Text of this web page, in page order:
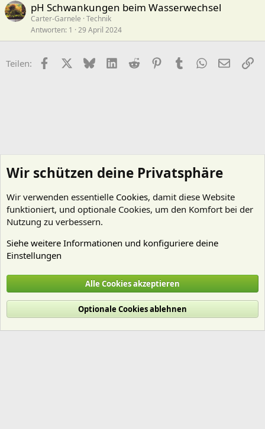
pH Schwankungen beim Wasserwechsel
Carter-Garnele Technik
Antworten 1 29 April 2024
Teilen: FacebookX (Twitter)
BlueskyLinkedIn
Reddit PinterestTumblr WhatsApp
E-Mail
Cookies
Deutsch (Du)
Nutzungsbedingungen
Datenschutz Hilfe und Impressum
R
Wir schützen deine Privatsphäre
Wir verwenden essentielle Cookies, damit diese Website
funktioniert, und optionale Cookies, um den Komfort bei der
Nutzung zu verbessern.
Siehe weitere Informationen und konfiguriere deine
Einstellungen
Alle Cookies akzeptieren
Optionale Cookies ablehnen